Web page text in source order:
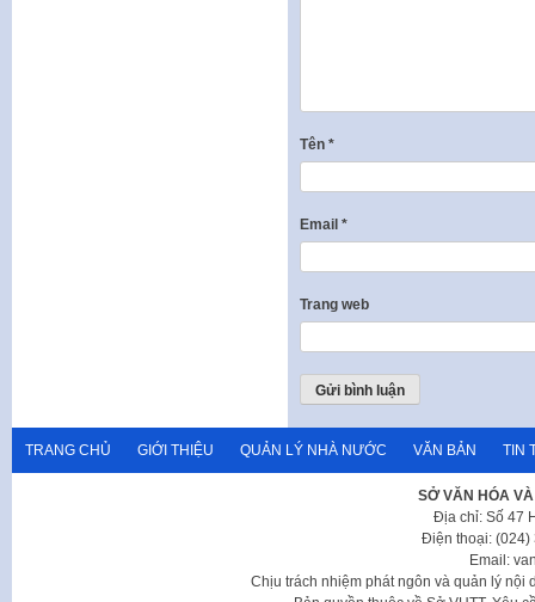
Tên *
Email *
Trang web
TRANG CHỦ GIỚI THIỆU QUẢN LÝ NHÀ NƯỚC VĂN BẢN TIN
SỞ VĂN HÓA
Địa chỉ: Số 47
Điện thoại: (024)
Email:
Chịu trách nhiệm phát ngôn và quản lý nội